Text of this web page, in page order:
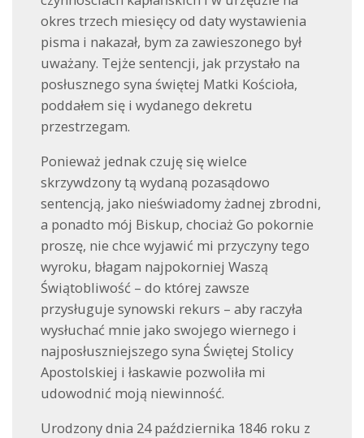
okres trzech miesięcy od daty wystawienia
pisma i nakazał, bym za zawieszonego był
uważany. Tejże sentencji, jak przystało na
posłusznego syna świętej Matki Kościoła,
poddałem się i wydanego dekretu
przestrzegam.
Ponieważ jednak czuję się wielce
skrzywdzony tą wydaną pozasądowo
sentencją, jako nieświadomy żadnej zbrodni,
a ponadto mój Biskup, chociaż Go pokornie
proszę, nie chce wyjawić mi przyczyny tego
wyroku, błagam najpokorniej Waszą
Świątobliwość – do której zawsze
przysługuje synowski rekurs – aby raczyła
wysłuchać mnie jako swojego wiernego i
najposłuszniejszego syna Świętej Stolicy
Apostolskiej i łaskawie pozwoliła mi
udowodnić moją niewinność.
Urodzony dnia 24 października 1846 roku z